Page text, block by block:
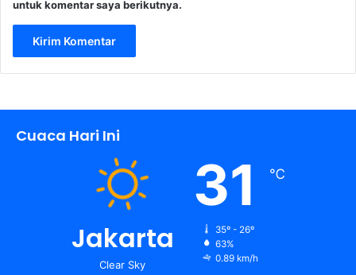
untuk komentar saya berikutnya.
Cuaca Hari Ini
Jakarta
Clear Sky
31 ℃
35º - 26º
63%
0.89 km/h